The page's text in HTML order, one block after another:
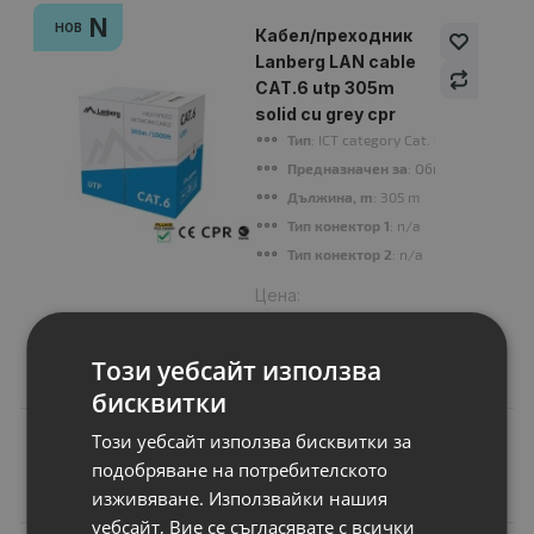
НОВ N
Кабел/преходник
Lanberg LAN cable
CAT.6 utp 305m
solid cu grey cpr
Тип: ICT category Cat. 6, Shielding
Предназначен за: Обща употреба
Дължина, m: 305 m
Тип конектор 1: n/a
Тип конектор 2: n/a
Цена:
Подобни продукти
Този уебсайт използва
бисквитки
Този уебсайт използва бисквитки за
подобряване на потребителското
изживяване. Използвайки нашия
уебсайт, Вие се съгласявате с всички